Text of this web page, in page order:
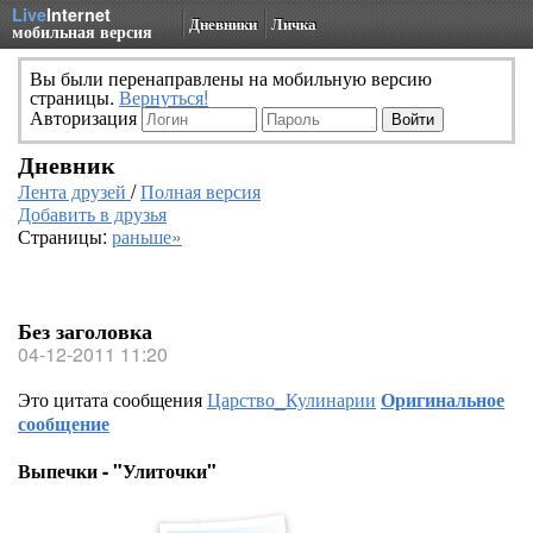
LiveInternet
мобильная версия Дневники Личка
Вы были перенаправлены на мобильную версию
страницы. Вернуться!
Авторизация
Дневник
Лента друзей /Полная версия
Добавить в друзья
Страницы: раньше»
Без заголовка
04-12-2011 11:20
Это цитата сообщенияЦарство_Кулинарии Оригинальное
сообщение
Выпечки - "Улиточки"